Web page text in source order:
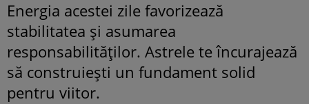
Energia acestei zile favorizează
stabilitatea și asumarea
responsabilităților. Astrele te încurajează
să construiești un fundament solid
pentru viitor.